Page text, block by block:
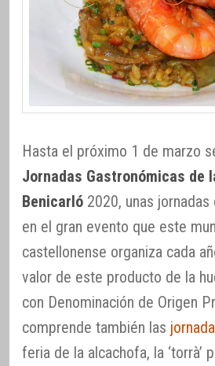
Hasta el próximo 1 de marzo
Jornadas Gastronómicas de
Benicarló 2020, unas
en el gran evento que este
castellonense organiza cada
valor de este producto de la
con Denominación de Origen
comprende también las
feria de la alcachofa, la ‘torrà’